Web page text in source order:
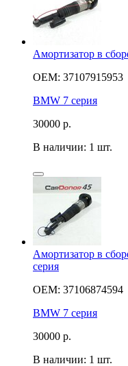
Амортизатор в
OEM: 37107915953
BMW 7 серия
30000 р.
В наличии: 1 шт.
Амортизатор в
серия
OEM: 37106874594
BMW 7 серия
30000 р.
В наличии: 1 шт.